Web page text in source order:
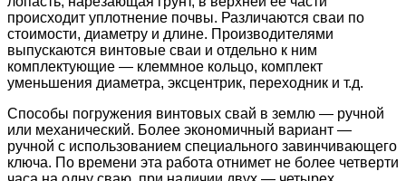
происходит уплотнение почвы. Различаются сваи по
стоимости, диаметру и длине. Производителями
выпускаются винтовые сваи и отдельно к ним
комплектующие — клеммное кольцо, комплект
уменьшения диаметра, эксцентрик, переходник и т.д.
Способы погружения винтовых свай в землю — ручной
или механический. Более экономичный вариант —
ручной с использованием специального завинчивающего
ключа. По времени эта работа отнимет не более четверти